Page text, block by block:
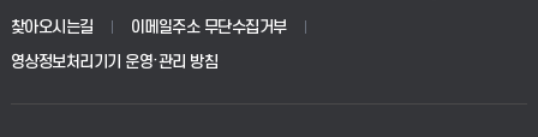
생명공학부
교육대학원
학사시스템(전문학사 및 전공심화)
찾아오시는길
이메일주소 무단수집거부
영상정보처리기기 운영·관리 방침